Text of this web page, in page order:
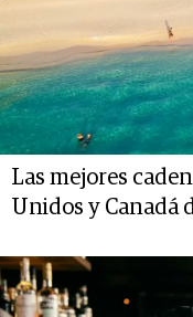
Las mejores
Unidos y Canadá